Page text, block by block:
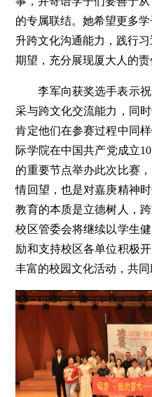
的专属联结。她希望更多
升跨文化沟通能力，践行
期望，充分展现厦大人的责
李军向获奖选手表示
采与跨文化交流能力，同
肯定他们在参赛过程中同
际学院在中国共产党成立
的重要节点举办此次比赛
情回望，也是对嘉庚精神
教育的本质是立德树人，
校区管委会将继续以学生
励和支持校区各单位积极
丰富的校园文化活动，共同